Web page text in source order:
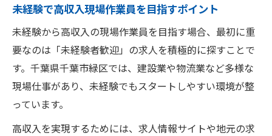
未経験で高収入現場作業員を目指すポイント
未経験から高収入の現場作業員を目指す場合、最初に重
要なのは「未経験者歓迎」の求人を積極的に探すことで
す。千葉県千葉市緑区では、建設業や物流業など多様な
現場仕事があり、未経験でもスタートしやすい環境が整
っています。
高収入を実現するためには、求人情報サイトや地元の求